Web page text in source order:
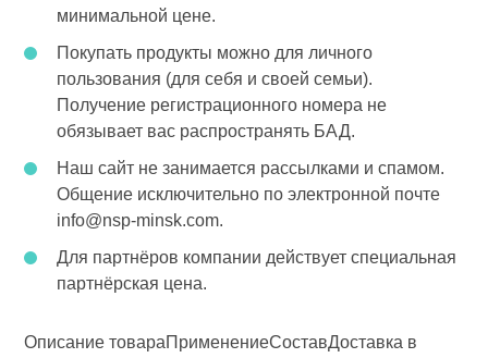
минимальной цене.
Покупать продукты можно для личного
пользования (для себя и своей семьи).
Получение регистрационного номера не
обязывает вас распространять БАД.
Наш сайт не занимается рассылками и спамом.
Общение исключительно по электронной почте
info@nsp-minsk.com.
Для партнёров компании действует специальная
партнёрская цена.
Описание товараПрименениеСоставДоставка в